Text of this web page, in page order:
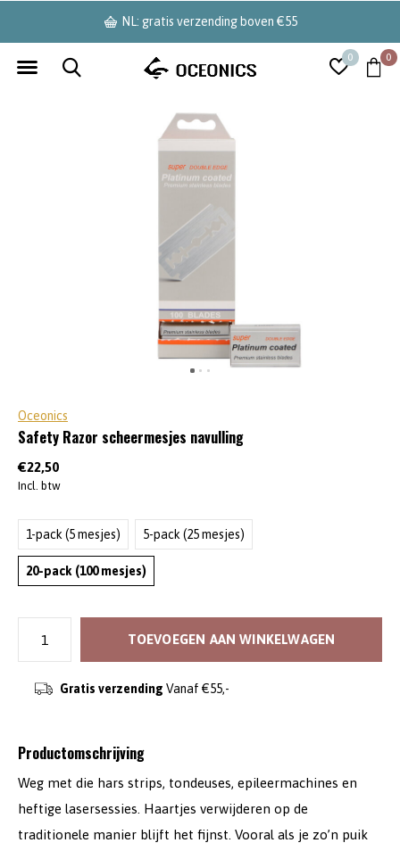
0 0
NL: gratis verzending boven €55
Oceonics
Safety Razor scheermesjes navulling
€22,50
Incl. btw
1-pack (5 mesjes) 5-pack (25 mesjes)
20-pack (100 mesjes)
TOEVOEGEN AAN WINKELWAGEN
Gratis verzending Vanaf €55,-
Productomschrijving
Weg met die hars strips, tondeuses, epileermachines en
heftige lasersessies. Haartjes verwijderen op de
traditionele manier blijft het fijnst. Vooral als je zo’n puik